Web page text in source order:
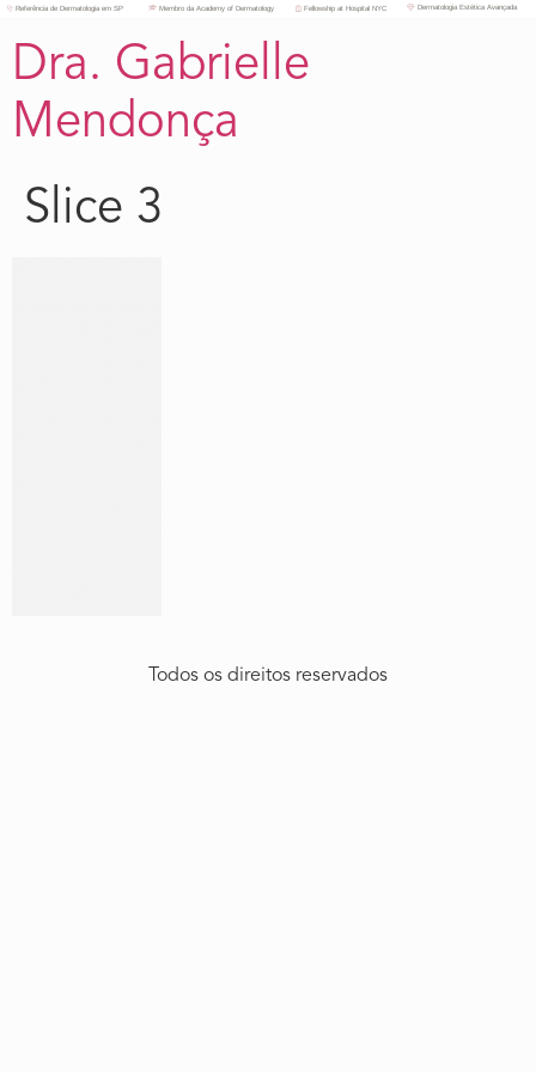
Dra. Gabrielle
Mendonça
Slice 3
Todos os direitos reservados
Dermatologia Estética Avançada
Membro da Academy of Dermatology Fellowship at Hospital NYC
Referência de Dermatologia em SP